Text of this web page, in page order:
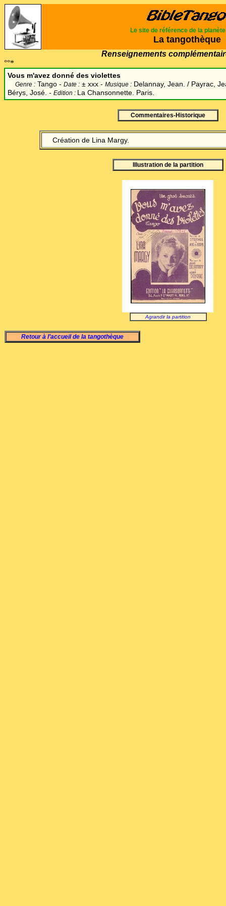
Le site de référence de la planète
La tangothèque
Renseignements
°°*
Vous m'avez donné des violettes
Genre : Tango - Date : ± xxx - Musique : Delannay, Jean. / Payrac,
Bérys, José. - Edition : La Chansonnette. Paris.
Commentaires-Historique
Création de Lina Margy.
Illustration de la partition
Agrandir la partition
Retour à l’accueil de la tangothèque